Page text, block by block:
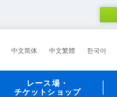
中文简体 中文繁體 한국어
レース場・
チケットショップ